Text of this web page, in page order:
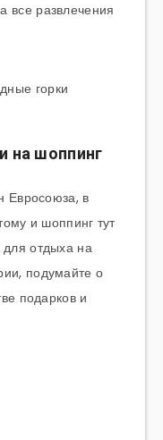
все развлечения
на шоппинг
Евросоюза, в
и шоппинг тут
отдыха на
подумайте о
подарков и